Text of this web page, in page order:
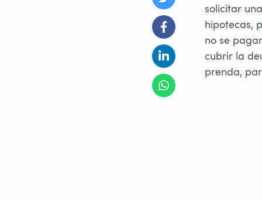
solicitar
hipotecas,
no se
cubrir la
prenda,